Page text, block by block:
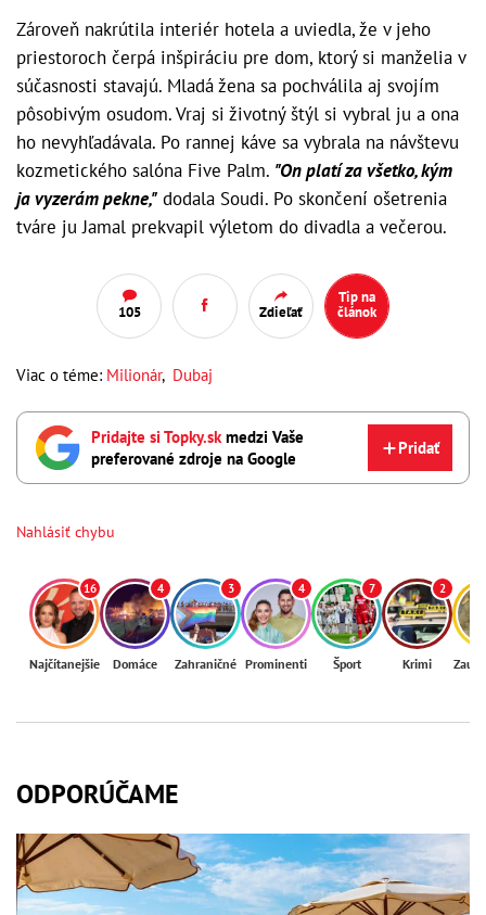
Zároveň nakrútila interiér hotela a uviedla, že v jeho
priestoroch čerpá inšpiráciu pre dom, ktorý si manželia v
súčasnosti stavajú. Mladá žena sa pochválila aj svojím
pôsobivým osudom. Vraj si životný štýl si vybral ju a ona
ho nevyhľadávala. Po rannej káve sa vybrala na návštevu
kozmetického salóna Five Palm. "On platí za všetko, kým
ja vyzerám pekne," dodala Soudi. Po skončení ošetrenia
tváre ju Jamal prekvapil výletom do divadla a večerou.
105 Zdieľať
Tip na
článok
Viac o téme: Milionár, Dubaj
Pridajte si Topky.sk medzi Vaše
preferované zdroje na Google
Pridať
Nahlásiť chybu
16
Najčítanejšie
4
Domáce
3
Zahraničné
4
Prominenti
7
Šport
2
Krimi
ODPORÚČAME